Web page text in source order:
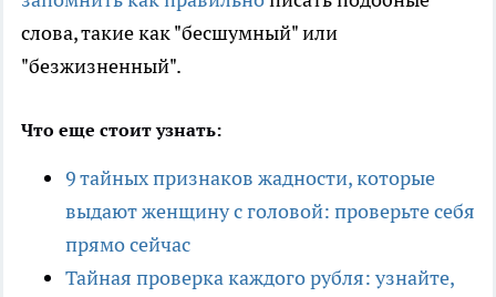
слова, такие как "бесшумный" или
"безжизненный".
Что еще стоит узнать:
9 тайных признаков жадности, которые
выдают женщину с головой: проверьте себя
прямо сейчас
Тайная проверка каждого рубля: узнайте,